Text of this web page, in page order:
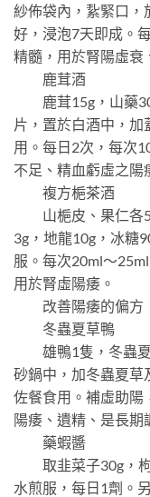
紗佈袋內，紥緊口，
好，浸泡7天即成。
精髓，用於腎陽虛衰
鹿茸酒
鹿茸15g，山藥
片，置於白酒中，
用。每日2次，每次
不足、精血虧虛之陽
複方梔茶酒
山梔皮、果仁各
3g，地龍10g，冰糖
服。每次20ml～
用於腎虛陽痿。
改善陽痿的偏方
冬蟲夏草鴨
雄鴨1隻，冬蟲夏
砂鍋中，加冬蟲夏草
佐餐食用。補虛助陽
陽痿、遺精、是長期
藥蝦醬
取韭菜子30g，枸
水煎服，每日1劑。